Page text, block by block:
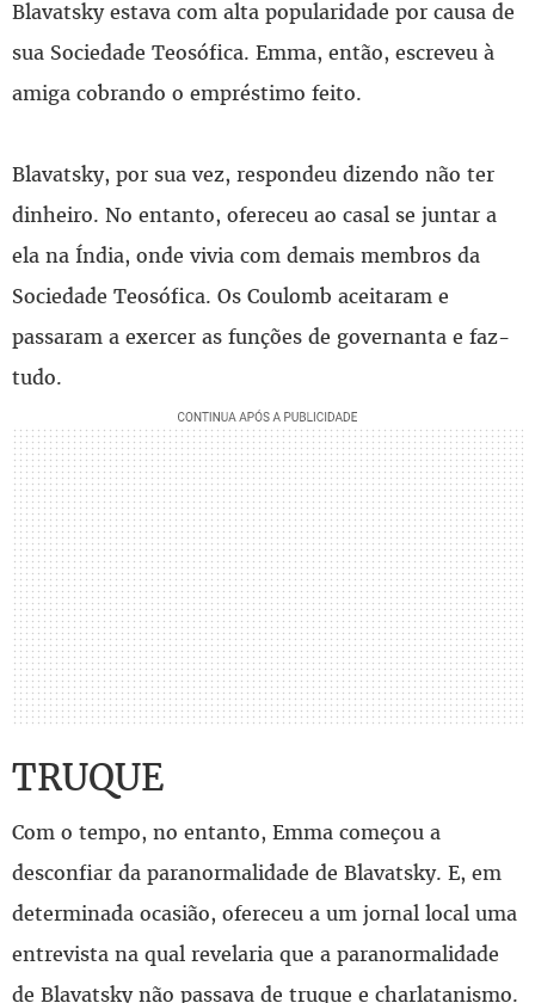
Blavatsky estava com alta popularidade por causa de
sua Sociedade Teosófica. Emma, então, escreveu à
amiga cobrando o empréstimo feito.
Blavatsky, por sua vez, respondeu dizendo não ter
dinheiro. No entanto, ofereceu ao casal se juntar a
ela na Índia, onde vivia com demais membros da
Sociedade Teosófica. Os Coulomb aceitaram e
passaram a exercer as funções de governanta e faz-
tudo.
TRUQUE
Com o tempo, no entanto, Emma começou a
desconfiar da paranormalidade de Blavatsky. E, em
determinada ocasião, ofereceu a um jornal local uma
entrevista na qual revelaria que a paranormalidade
de Blavatsky não passava de truque e charlatanismo.